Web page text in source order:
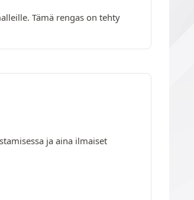
Tämä rengas on tehty
ja aina ilmaiset